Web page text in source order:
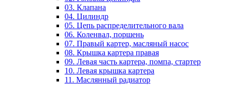
03. Клапана
04. Цилиндр
05. Цепь распределительного вала
06. Коленвал, поршень
07. Правый картер, масляный насос
08. Крышка картера правая
09. Левая часть картера, помпа, стартер
10. Левая крышка картера
11. Маслянный радиатор